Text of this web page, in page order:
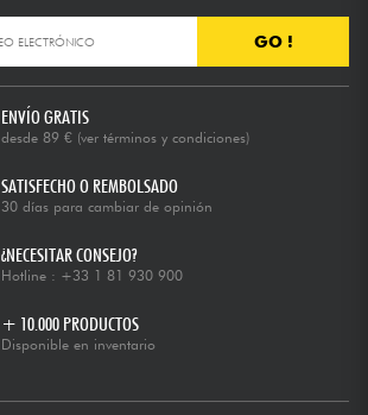
GO !
ENVÍO GRATIS
desde 89 € (ver términos y condiciones)
SATISFECHO O REMBOLSADO
30 días para cambiar de opinión
¿NECESITAR CONSEJO?
Hotline : +33 1 81 930 900
+ 10.000 PRODUCTOS
Disponible en inventario